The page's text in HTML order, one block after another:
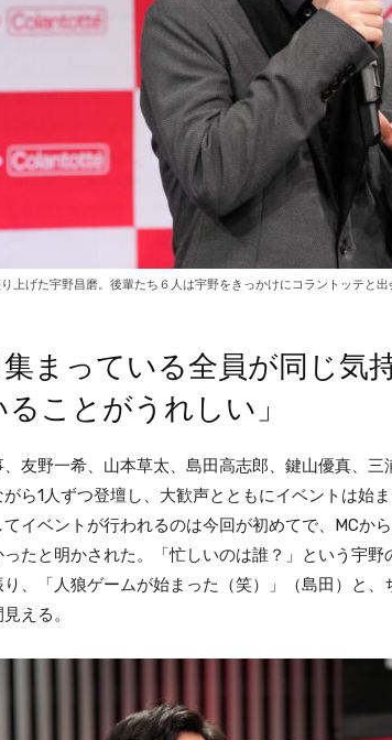
上げた宇野昌磨。後輩たち６人は宇野をきっかけにコラントッテと
まっている全員が同じ気
ことがうれしい」
友野一希、山本草太、島田高志郎、鍵山優真、
ら1人ずつ登壇し、大歓声とともにイベントは始
イベントが行われるのは今回が初めてで、MCか
たと明かされた。「忙しいのは誰？」という宇野
、「人狼ゲームが始まった（笑）」（島田）と
える。